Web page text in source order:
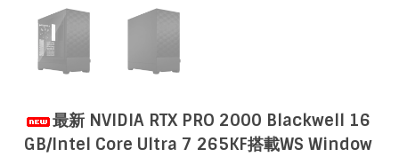
最新 NVIDIA RTX PRO 2000 Blackwell 16
GB/Intel Core Ultra 7 265KF搭載WS Window